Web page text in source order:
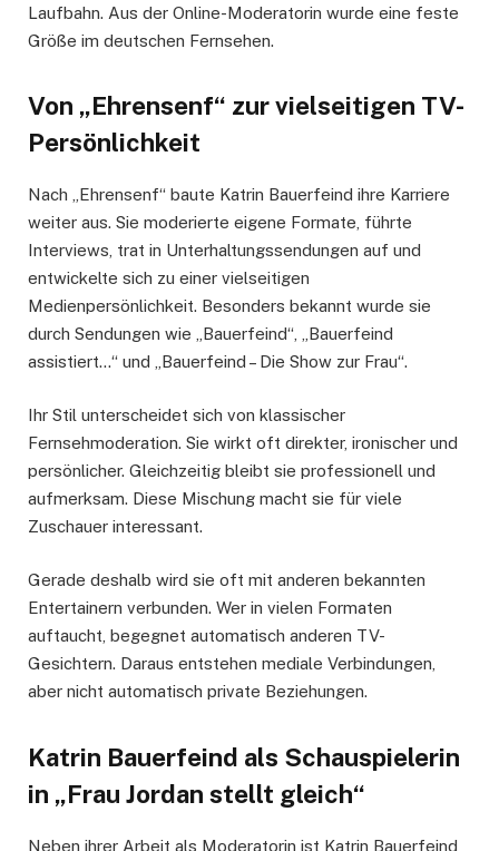
Laufbahn. Aus der Online-Moderatorin wurde eine feste
Größe im deutschen Fernsehen.
Von „Ehrensenf“ zur vielseitigen TV-
Persönlichkeit
Nach „Ehrensenf“ baute Katrin Bauerfeind ihre Karriere
weiter aus. Sie moderierte eigene Formate, führte
Interviews, trat in Unterhaltungssendungen auf und
entwickelte sich zu einer vielseitigen
Medienpersönlichkeit. Besonders bekannt wurde sie
durch Sendungen wie „Bauerfeind“, „Bauerfeind
assistiert…“ und „Bauerfeind – Die Show zur Frau“.
Ihr Stil unterscheidet sich von klassischer
Fernsehmoderation. Sie wirkt oft direkter, ironischer und
persönlicher. Gleichzeitig bleibt sie professionell und
aufmerksam. Diese Mischung macht sie für viele
Zuschauer interessant.
Gerade deshalb wird sie oft mit anderen bekannten
Entertainern verbunden. Wer in vielen Formaten
auftaucht, begegnet automatisch anderen TV-
Gesichtern. Daraus entstehen mediale Verbindungen,
aber nicht automatisch private Beziehungen.
Katrin Bauerfeind als Schauspielerin
in „Frau Jordan stellt gleich“
Neben ihrer Arbeit als Moderatorin ist Katrin Bauerfeind